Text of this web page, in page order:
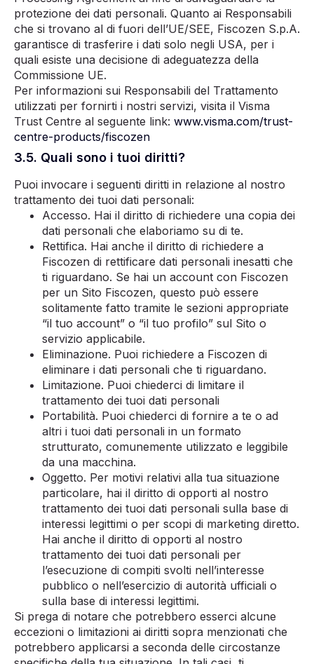
protezione dei dati personali. Quanto ai Responsabili
che si trovano al di fuori dell’UE/SEE, Fiscozen S.p.A.
garantisce di trasferire i dati solo negli USA, per i
quali esiste una decisione di adeguatezza della
Commissione UE.
Per informazioni sui Responsabili del Trattamento
utilizzati per fornirti i nostri servizi, visita il Visma
Trust Centre al seguente link: www.visma.com/trust-
centre-products/fiscozen
3.5. Quali sono i tuoi diritti?
Puoi invocare i seguenti diritti in relazione al nostro
trattamento dei tuoi dati personali:
Accesso. Hai il diritto di richiedere una copia dei
dati personali che elaboriamo su di te.
Rettifica. Hai anche il diritto di richiedere a
Fiscozen di rettificare dati personali inesatti che
ti riguardano. Se hai un account con Fiscozen
per un Sito Fiscozen, questo può essere
solitamente fatto tramite le sezioni appropriate
“il tuo account” o “il tuo profilo” sul Sito o
servizio applicabile.
Eliminazione. Puoi richiedere a Fiscozen di
eliminare i dati personali che ti riguardano.
Limitazione. Puoi chiederci di limitare il
trattamento dei tuoi dati personali
Portabilità. Puoi chiederci di fornire a te o ad
altri i tuoi dati personali in un formato
strutturato, comunemente utilizzato e leggibile
da una macchina.
Oggetto. Per motivi relativi alla tua situazione
particolare, hai il diritto di opporti al nostro
trattamento dei tuoi dati personali sulla base di
interessi legittimi o per scopi di marketing diretto.
Hai anche il diritto di opporti al nostro
trattamento dei tuoi dati personali per
l’esecuzione di compiti svolti nell’interesse
pubblico o nell’esercizio di autorità ufficiali o
sulla base di interessi legittimi.
Si prega di notare che potrebbero esserci alcune
eccezioni o limitazioni ai diritti sopra menzionati che
potrebbero applicarsi a seconda delle circostanze